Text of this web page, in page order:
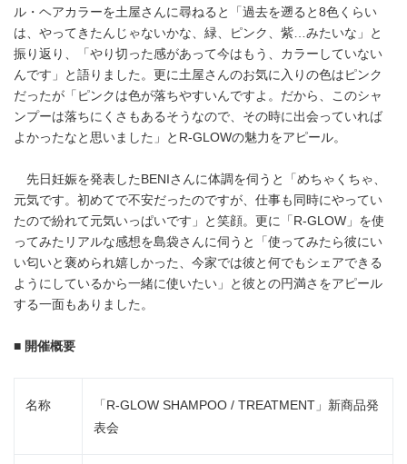
ル・ヘアカラーを土屋さんに尋ねると「過去を遡ると8色くらい
は、やってきたんじゃないかな、緑、ピンク、紫…みたいな」と
振り返り、「やり切った感があって今はもう、カラーしていない
んです」と語りました。更に土屋さんのお気に入りの色はピンク
だったが「ピンクは色が落ちやすいんですよ。だから、このシャ
ンプーは落ちにくさもあるそうなので、その時に出会っていれば
よかったなと思いました」とR-GLOWの魅力をアピール。
先日妊娠を発表したBENIさんに体調を伺うと「めちゃくちゃ、
元気です。初めてで不安だったのですが、仕事も同時にやってい
たので紛れて元気いっぱいです」と笑顔。更に「R-GLOW」を使
ってみたリアルな感想を島袋さんに伺うと「使ってみたら彼にい
い匂いと褒められ嬉しかった、今家では彼と何でもシェアできる
ようにしているから一緒に使いたい」と彼との円満さをアピール
する一面もありました。
■ 開催概要
名称
「R-GLOW SHAMPOO / TREATMENT」新商品発
表会